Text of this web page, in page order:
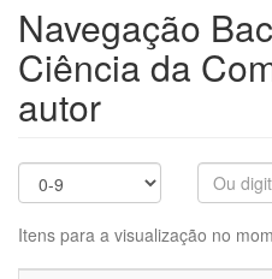
Navegação
Ciência da
autor
Itens para a visualização no